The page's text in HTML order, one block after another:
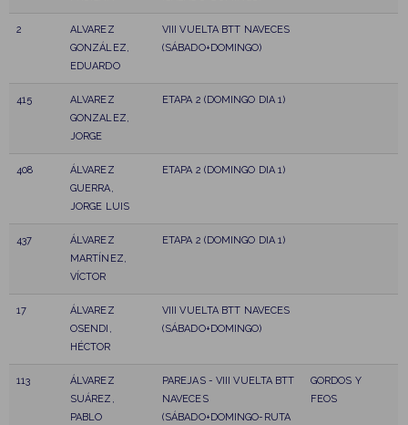
2
ALVAREZ
GONZÁLEZ,
EDUARDO
VIII VUELTA BTT NAVECES
(SÁBADO+DOMINGO)
415
ALVAREZ
GONZALEZ,
JORGE
ETAPA 2 (DOMINGO DIA 1)
408
ÁLVAREZ
GUERRA,
JORGE LUIS
ETAPA 2 (DOMINGO DIA 1)
437
ÁLVAREZ
MARTÍNEZ,
VÍCTOR
ETAPA 2 (DOMINGO DIA 1)
17
ÁLVAREZ
OSENDI,
HÉCTOR
VIII VUELTA BTT NAVECES
(SÁBADO+DOMINGO)
113
ÁLVAREZ
SUÁREZ,
PABLO
PAREJAS - VIII VUELTA BTT
NAVECES
(SÁBADO+DOMINGO-RUTA
GORDOS Y
FEOS